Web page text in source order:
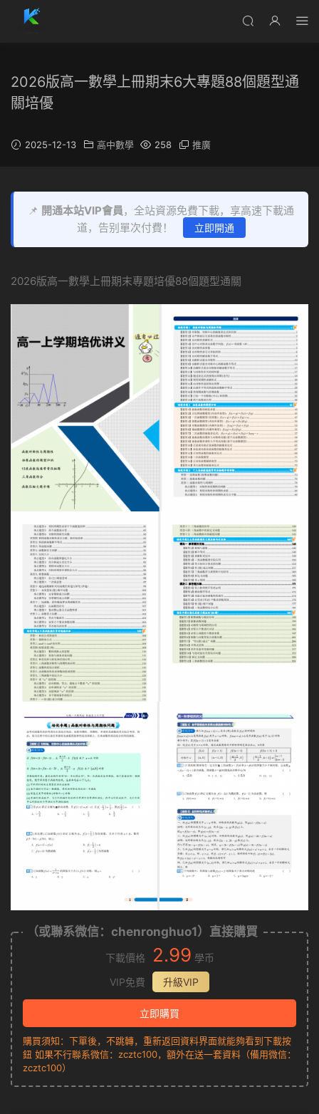
2026版高一數學上冊期末6大專題88個題型通
關培優
2025-12-13 高中數學 258 推廣
📌 開通本站VIP會員，全站資源免費下載，享高速下載通
道，告别單次付費！
立即開通
2026版高一數學上冊期末專題培優88個題型通關
（或聯系微信：chenronghuo1）直接購買
下載價格 2.99 學币
VIP免費
升級VIP
立即購買
購買須知：下單後，不跳轉，重新返回資料界面就能夠看到下載按
鈕 如果不行聯系微信：zcztc100，額外在送一套資料（備用微信：
zcztc100）